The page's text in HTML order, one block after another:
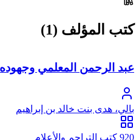
كتب المؤلف (1)
عبد الرحمن المعلمي
بالي، هدى بنت خالد بن إبراهيم
920 كتب التراجم والأعلام